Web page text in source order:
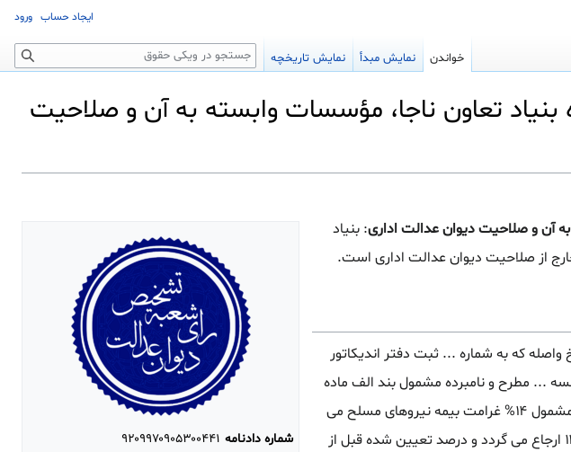
تعاون ناجا، مؤسسات وابسته به آن و صلاحیت
شماره دادنامه ۹۲۰۹۹۷۰۹۰۵۳۰۰۴۴۱
آن و صلاحیت دیوان عدالت اداری: بنیاد
از صلاحیت دیوان عدالت اداری است.
که به شماره ... ثبت دفتر اندیکاتور
... مطرح و نامبرده مشمول بند الف ماده
۱۲۸ (قانون استخدام ناجا) با میزان صدمات وارده سیزده درصد که در مقرر نمودند مشمول ۱۴% غرامت بیمه نیروهای مسلح می
باشد که در صورت وجود صورت سانحه معتبر به شرح زیر تعیین و به کمیسیون ۱۴۰ ارجاع می گردد و درصد تعیین شده قبل از
ایجاد حساب ورود
خواندن نمایش مبدأ نمایش تاریخچه جستجو